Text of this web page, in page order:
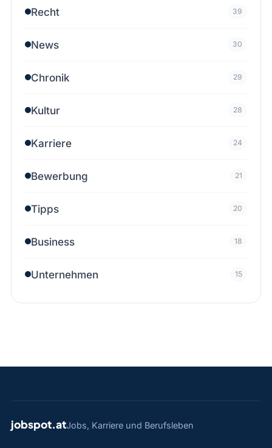
Recht 39
News 30
Chronik 29
Kultur 28
Karriere 24
Bewerbung 21
Tipps 20
Business 18
Unternehmen 15
jobspot.atJobs, Karriere und Berufsleben